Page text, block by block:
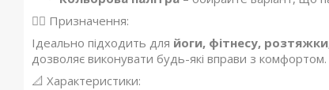
🧘‍♀ Призначення:
Ідеально підходить для йоги, фітнесу,
дозволяє виконувати будь-які вправи з комфортом.
📐 Характеристики: